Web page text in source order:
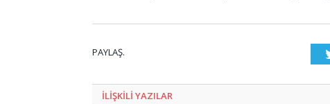
PAYLAŞ.
ILIŞKILI YAZILAR